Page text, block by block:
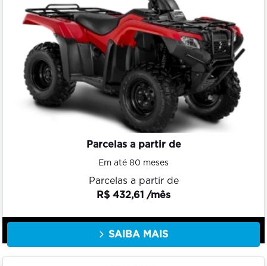
Parcelas a partir de
Em até 80 meses
Parcelas a partir de
R$ 432,61 /mês
SAIBA MAIS